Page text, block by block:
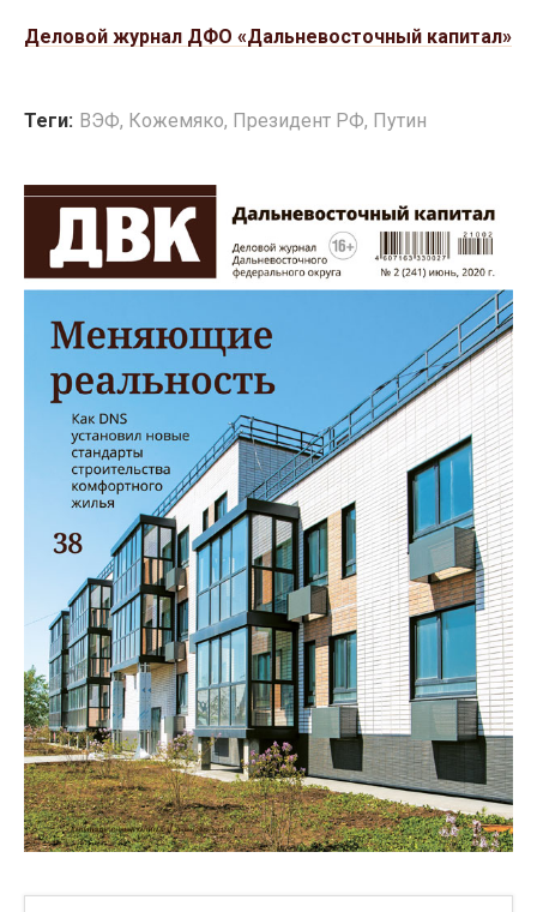
Деловой журнал ДФО «Дальневосточный капитал»
Теги: ВЭФ, Кожемяко, Президент РФ, Путин